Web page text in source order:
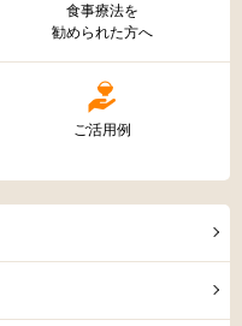
食事療法を
勧められた方へ
ご活用例